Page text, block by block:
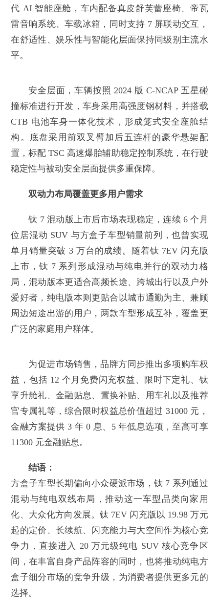
代 AI 智能座舱，车内配备真皮舒芙蕾座椅、帝瓦
雷音响系统、车载冰箱，同时支持 7 屏联动交互，
在舒适性、娱乐性与智能化层面保持同级别主流水
平。
安全层面，车辆按照 2024 版 C-NCAP 五星碰
撞标准进行开发，车身采用高强度钢材料，并搭载
CTB 电池车身一体化技术，形成笼式安全座舱结
构。底盘采用前双叉臂加后五连杆的豪华悬架配
置，标配 TSC 高速爆胎辅助稳定控制系统，在行驶
稳定性与被动安全层面提供多重保障。
双动力布局覆盖更多用户需求
钛 7 混动版上市后市场表现稳定，连续 6 个月
位居混动 SUV 与方盒子车型销量前列，也曾实现
单月销量突破 3 万台的成绩。随着钛 7EV 闪充版
上市，钛 7 系列形成混动与纯电并行的双动力格
局，混动版本更适合高频长途、跨城出行以及户外
爱好者，纯电版本则更贴合以城市通勤为主、兼顾
周边短途出游的用户，两款车型形成互补，覆盖更
广泛的家庭用户群体。
为促进市场销售，品牌方同步推出多项购车权
益，包括 12 个月免费闪充权益、限时下定礼、钛
享升舱礼、金融贴息、置换补贴、用车礼以及推荐
官专属礼等，综合限时权益总价值超过 31000 元，
金融方案提供 3 年 0 息、5 年低息选项，至高可享
11300 元金融贴息。
结语：
方盒子车型长期偏向小众硬派市场，钛 7 系列通过
混动与纯电双线布局，推动这一车型品类向家用
化、大众化方向发展。钛 7EV 闪充版以 19.98 万元
起的定价、长续航、闪充能力与大空间作为核心竞
争力，直接进入 20 万元级纯电 SUV 核心竞争区
间，在丰富自身产品阵容的同时，也将推动纯电方
盒子细分市场的竞争升级，为消费者提供更多元的
选择。